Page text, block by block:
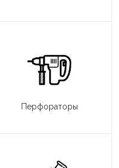
Перфораторы